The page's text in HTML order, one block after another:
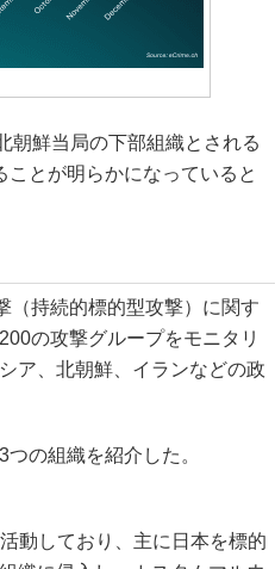
鮮当局の下部組織とされる
とが明らかになっていると
持続的標的型攻撃）に関す
の攻撃グループをモニタリ
ア、北朝鮮、イランなどの政
の組織を紹介した。
動しており、主に日本を標的